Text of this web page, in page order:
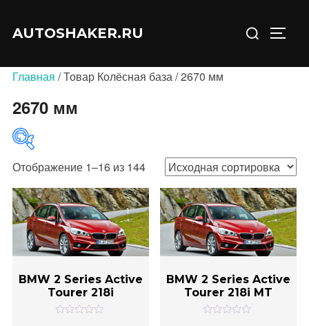
AUTOSHAKER.RU
Главная / Товар Колёсная база / 2670 мм
2670 мм
В продаже(0)
Категории товаров
Отображение 1–16 из 144
BMW 2 Series Active
Tourer 218i
BMW 2 Series Active
Tourer 218i MT